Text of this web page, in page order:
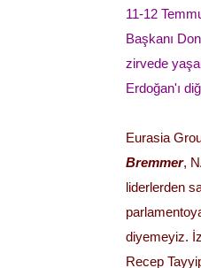
11-12
Başkanı
zirvede
Erdoğan'ı
Eurasia
Bremmer,
liderlerden
diyemeyiz.
Recep